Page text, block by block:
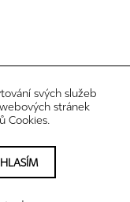
svých služeb
stránek
Cookies.